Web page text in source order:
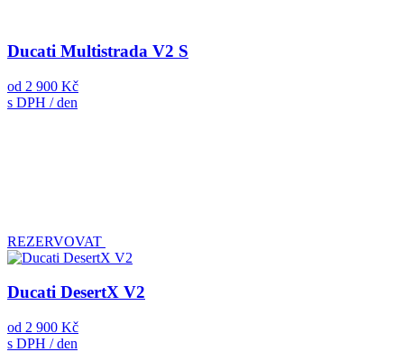
Ducati Multistrada V2 S
od 2 900 Kč
s DPH / den
REZERVOVAT
Ducati DesertX V2
od 2 900 Kč
s DPH / den